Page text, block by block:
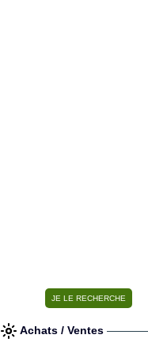
Achats / Ventes